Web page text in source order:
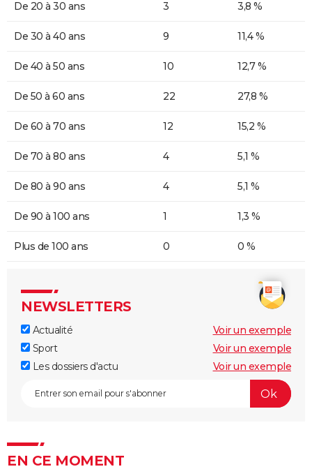
De 20 à 30 ans 3 3,8 %
De 30 à 40 ans 9 11,4 %
De 40 à 50 ans 10 12,7 %
De 50 à 60 ans 22 27,8 %
De 60 à 70 ans 12 15,2 %
De 70 à 80 ans 4 5,1 %
De 80 à 90 ans 4 5,1 %
De 90 à 100 ans 1 1,3 %
Plus de 100 ans 0 0 %
NEWSLETTERS
Actualité
Voir un exemple
Sport
Voir un exemple
Les dossiers d'actu
Voir un exemple
EN CE MOMENT